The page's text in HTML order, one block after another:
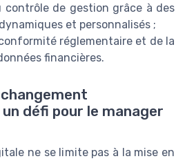
contrôle de gestion grâce à des
et personnalisés ;
réglementaire et de la
financières.
défi pour le manager
ne se limite pas à la mise en